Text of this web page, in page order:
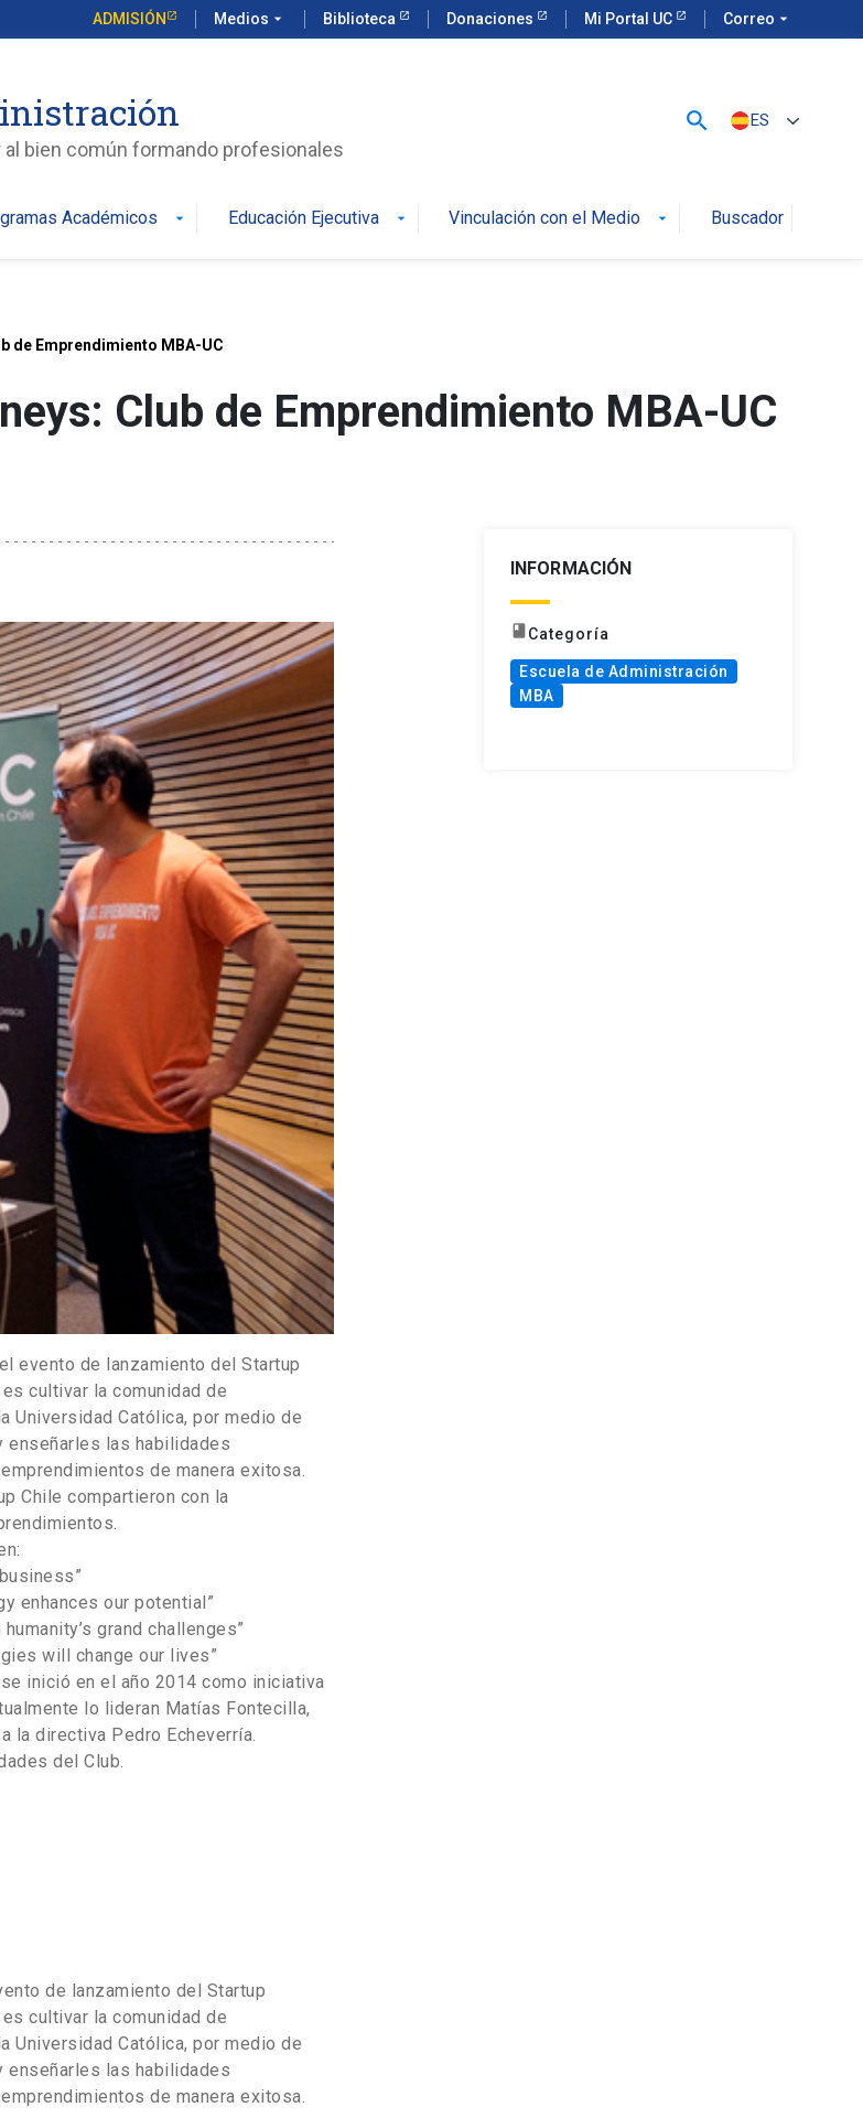
ADMISIÓN Medios arrow_drop_down Biblioteca Donaciones Mi Portal UC Correo arrow_drop_down
bien común formando profesionales
search ES
Académicos arrow_drop_down Educación Ejecutiva arrow_drop_down Vinculación con el Medio arrow_drop_down Buscador
de Emprendimiento MBA-UC
Club de Emprendimiento MBA-UC
evento de lanzamiento del Startup
cultivar la comunidad de
Universidad Católica, por medio de
enseñarles las habilidades
de manera exitosa.
Chile compartieron con la
enhances our potential”
grand challenges”
will change our lives”
inició en el año 2014 como iniciativa
lo lideran Matías Fontecilla,
la directiva Pedro Echeverría.
del Club.
de lanzamiento del Startup
cultivar la comunidad de
Universidad Católica, por medio de
enseñarles las habilidades
de manera exitosa.
INFORMACIÓN
bookCategoría
Escuela de Administración
MBA